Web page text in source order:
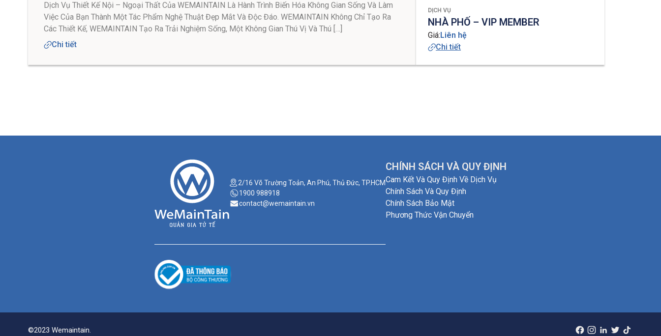
Dịch Vụ Thiết Kế Nội – Ngoại Thất Của WEMAINTAIN Là Hành Trình Biến Hóa Không Gian Sống Và Làm
Việc Của Bạn Thành Một Tác Phẩm Nghệ Thuật Đẹp Mắt Và Độc Đáo. WEMAINTAIN Không Chỉ Tạo Ra
Các Thiết Kế, WEMAINTAIN Tạo Ra Trải Nghiệm Sống, Một Không Gian Thú Vị Và Thú […]
Chi tiết
DỊCH VỤ
NHÀ PHỐ – VIP MEMBER
Giá:Liên hệ
Chi tiết
2/16 Võ Trường Toản, An Phú, Thủ Đức, TP.HCM
1900 988918
contact@wemaintain.vn
CHÍNH SÁCH VÀ QUY ĐỊNH
Cam Kết Và Quy Định Về Dịch Vụ
Chính Sách Và Quy Định
Chính Sách Bảo Mật
Phương Thức Vận Chuyển
©2023 Wemaintain.